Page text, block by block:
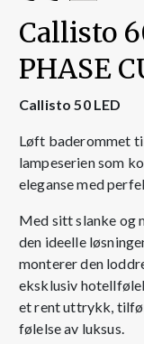
Callisto
PHASE
Callisto 50 LED
Løft baderommet
lampeserien som
eleganse med
Med sitt slanke og
den ideelle
monterer den
eksklusiv
et rent uttrykk,
følelse av luksus.